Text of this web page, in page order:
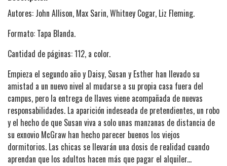
Autores: John Allison, Max Sarin, Whitney Cogar, Liz Fleming.
Formato: Tapa Blanda.
Cantidad de páginas: 112, a color.
Empieza el segundo año y Daisy, Susan y Esther han llevado su
amistad a un nuevo nivel al mudarse a su propia casa fuera del
campus, pero la entrega de llaves viene acompañada de nuevas
responsabilidades. La aparición indeseada de pretendientes, un robo
y el hecho de que Susan viva a solo unas manzanas de distancia de
su exnovio McGraw han hecho parecer buenos los viejos
dormitorios. Las chicas se llevarán una dosis de realidad cuando
aprendan que los adultos hacen más que pagar el alquiler...